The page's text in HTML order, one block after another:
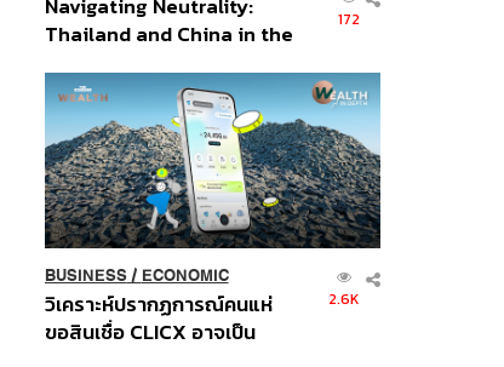
Navigating Neutrality:
Thailand and China in the
Order
172
BUSINESS/ ECONOMIC
วิเคราะห์ปรากฏการณ์คนแห่
ขอสินเชื่อ CLICX อาจเป็น
2.6K